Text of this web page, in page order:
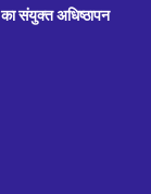
संयुक्त अधिष्ठापन